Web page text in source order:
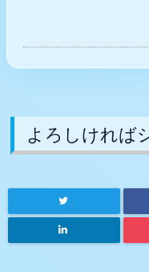
よろしければ